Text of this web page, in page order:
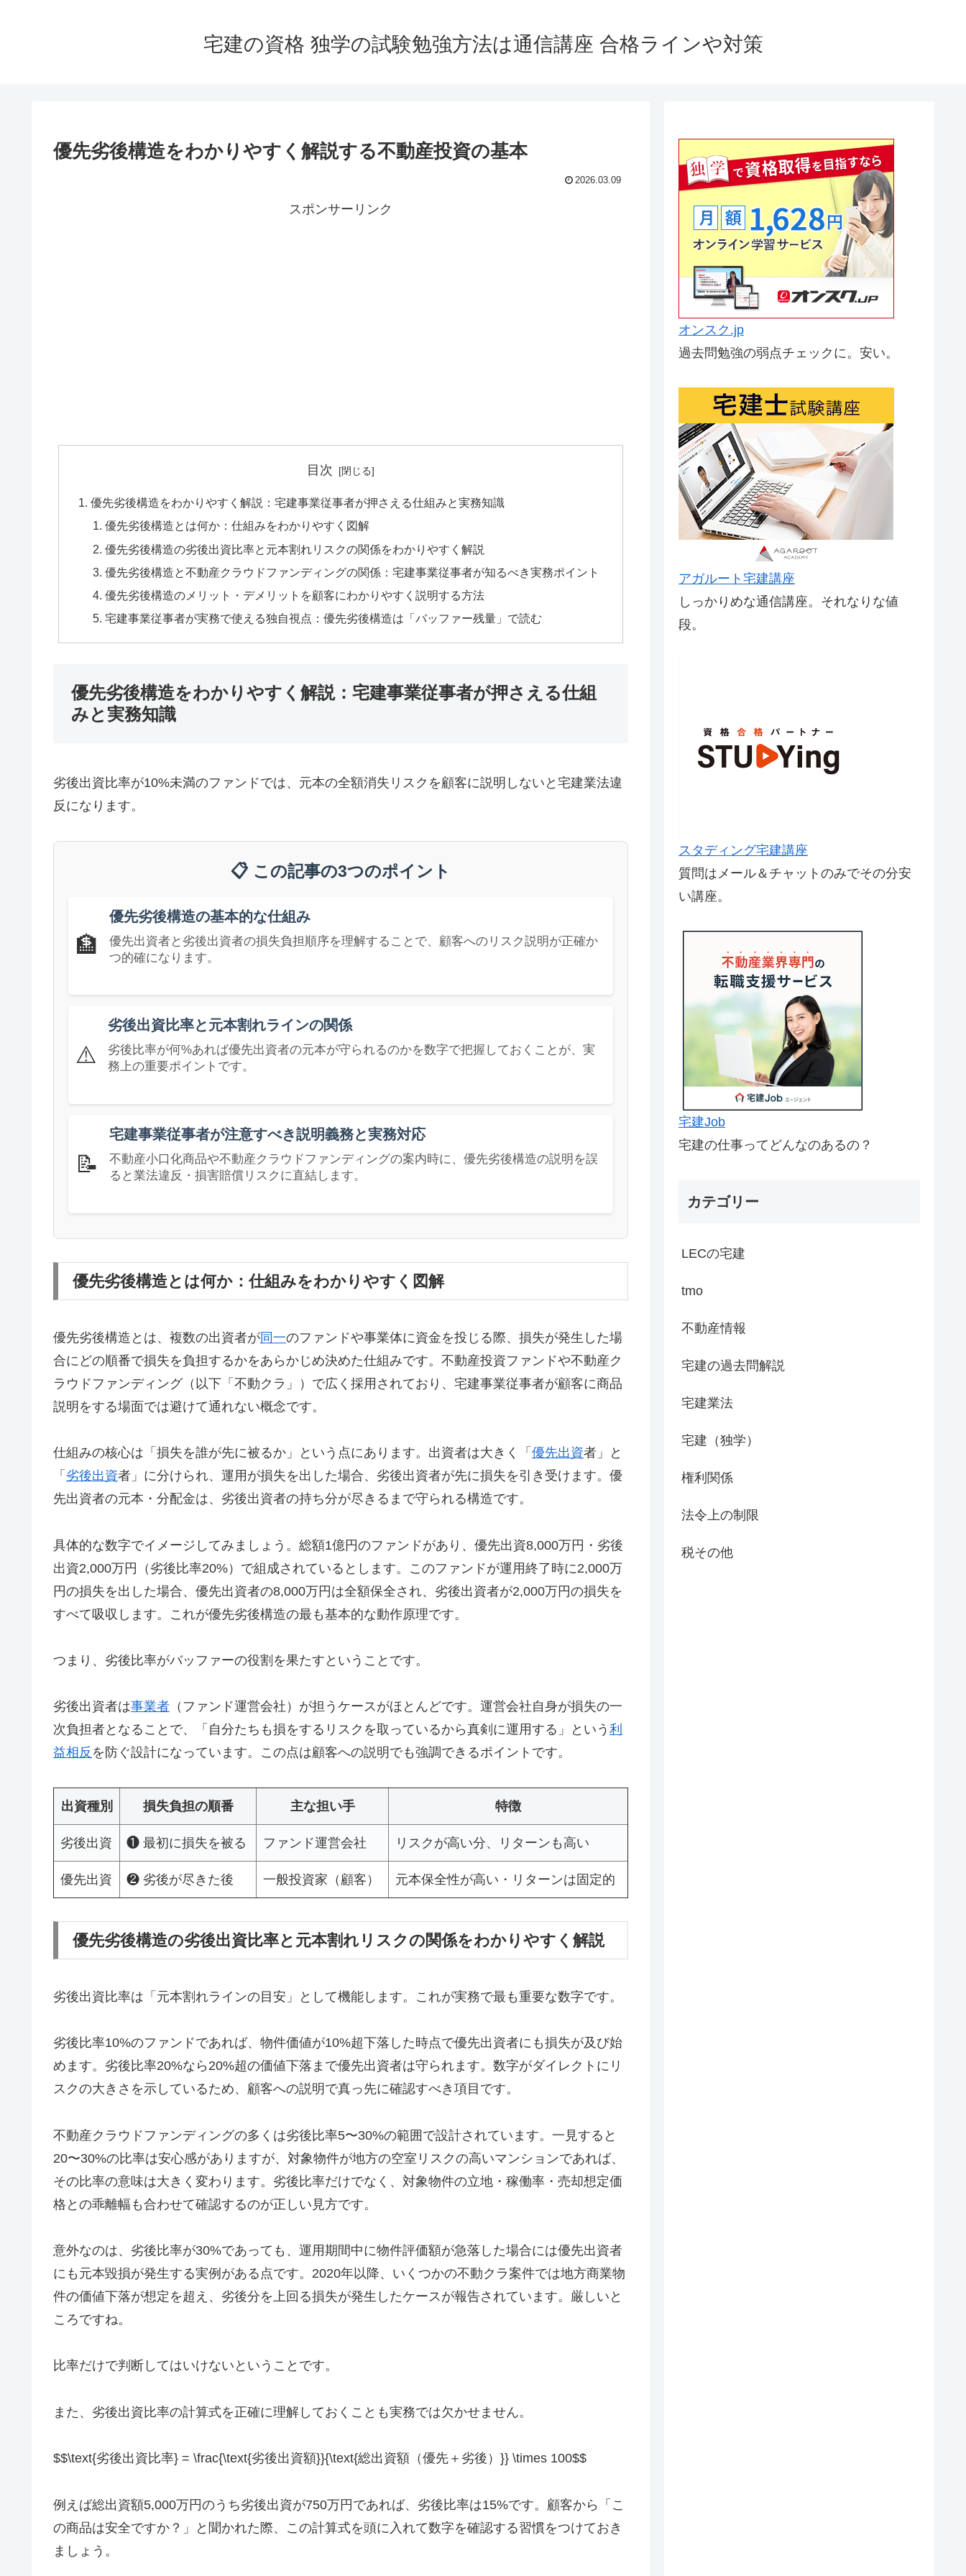
宅建の資格 独学の試験勉強方法は通信講座 合格ラインや対策
優先劣後構造をわかりやすく解説する不動産投資の基本
2026.03.09
スポンサーリンク
目次
優先劣後構造をわかりやすく解説：宅建事業従事者が押さえる仕組みと実務知識
優先劣後構造とは何か：仕組みをわかりやすく図解
優先劣後構造の劣後出資比率と元本割れリスクの関係をわかりやすく解説
優先劣後構造と不動産クラウドファンディングの関係：宅建事業従事者が知るべき実務ポイント
優先劣後構造のメリット・デメリットを顧客にわかりやすく説明する方法
宅建事業従事者が実務で使える独自視点：優先劣後構造は「バッファー残量」で読む
優先劣後構造をわかりやすく解説：宅建事業従事者が押さえる仕組
みと実務知識
劣後出資比率が10%未満のファンドでは、元本の全額消失リスクを顧客に説明しないと宅建業法違
反になります。
📋 この記事の3つのポイント
🏦
優先劣後構造の基本的な仕組み
優先出資者と劣後出資者の損失負担順序を理解することで、顧客へのリスク説明が正確か
つ的確になります。
⚠️
劣後出資比率と元本割れラインの関係
劣後比率が何%あれば優先出資者の元本が守られるのかを数字で把握しておくことが、実
務上の重要ポイントです。
📝
宅建事業従事者が注意すべき説明義務と実務対応
不動産小口化商品や不動産クラウドファンディングの案内時に、優先劣後構造の説明を誤
ると業法違反・損害賠償リスクに直結します。
優先劣後構造とは何か：仕組みをわかりやすく図解
優先劣後構造とは、複数の出資者が同一のファンドや事業体に資金を投じる際、損失が発生した場
合にどの順番で損失を負担するかをあらかじめ決めた仕組みです。不動産投資ファンドや不動産ク
ラウドファンディング（以下「不動クラ」）で広く採用されており、宅建事業従事者が顧客に商品
説明をする場面では避けて通れない概念です。
仕組みの核心は「損失を誰が先に被るか」という点にあります。出資者は大きく「 優先出資者」と
「 劣後出資者」に分けられ、運用が損失を出した場合、劣後出資者が先に損失を引き受けます。優
先出資者の元本・分配金は、劣後出資者の持ち分が尽きるまで守られる構造です。
具体的な数字でイメージしてみましょう。総額1億円のファンドがあり、優先出資8,000万円・劣後
出資2,000万円（劣後比率20%）で組成されているとします。このファンドが運用終了時に2,000万
円の損失を出した場合、優先出資者の8,000万円は全額保全され、劣後出資者が2,000万円の損失を
すべて吸収します。これが優先劣後構造の最も基本的な動作原理です。
つまり、劣後比率がバッファーの役割を果たすということです。
劣後出資者は事業者 （ファンド運営会社）が担うケースがほとんどです。運営会社自身が損失の一
次負担者となることで、「自分たちも損をするリスクを取っているから真剣に運用する」という 利
益相反 を防ぐ設計になっています。この点は顧客への説明でも強調できるポイントです。
出資種別 損失負担の順番 主な担い手 特徴
劣後出資 ❶ 最初に損失を被る ファンド運営会社 リスクが高い分、リターンも高い
優先出資 ❷ 劣後が尽きた後 一般投資家（顧客） 元本保全性が高い・リターンは固定的
優先劣後構造の劣後出資比率と元本割れリスクの関係をわかりやすく解説
劣後出資比率は「元本割れラインの目安」として機能します。これが実務で最も重要な数字です。
劣後比率10%のファンドであれば、物件価値が10%超下落した時点で優先出資者にも損失が及び始
めます。劣後比率20%なら20%超の価値下落まで優先出資者は守られます。数字がダイレクトにリ
スクの大きさを示しているため、顧客への説明で真っ先に確認すべき項目です。
不動産クラウドファンディングの多くは劣後比率5〜30%の範囲で設計されています。一見すると
20〜30%の比率は安心感がありますが、対象物件が地方の空室リスクの高いマンションであれば、
その比率の意味は大きく変わります。劣後比率だけでなく、対象物件の立地・稼働率・売却想定価
格との乖離幅も合わせて確認するのが正しい見方です。
意外なのは、劣後比率が30%であっても、運用期間中に物件評価額が急落した場合には優先出資者
にも元本毀損が発生する実例がある点です。2020年以降、いくつかの不動クラ案件では地方商業物
件の価値下落が想定を超え、劣後分を上回る損失が発生したケースが報告されています。厳しいと
ころですね。
比率だけで判断してはいけないということです。
また、劣後出資比率の計算式を正確に理解しておくことも実務では欠かせません。
$$\text{劣後出資比率} = \frac{\text{劣後出資額}}{\text{総出資額（優先＋劣後）}} \times 100$$
例えば総出資額5,000万円のうち劣後出資が750万円であれば、劣後比率は15%です。顧客から「こ
の商品は安全ですか？」と聞かれた際、この計算式を頭に入れて数字を確認する習慣をつけておき
ましょう。
オンスク.jp
過去問勉強の弱点チェックに。安い。
アガルート宅建講座
しっかりめな通信講座。それなりな値
段。
スタディング宅建講座
質問はメール＆チャットのみでその分安
い講座。
宅建Job
宅建の仕事ってどんなのあるの？
カテゴリー
LECの宅建
tmo
不動産情報
宅建の過去問解説
宅建業法
宅建（独学）
権利関係
法令上の制限
税その他